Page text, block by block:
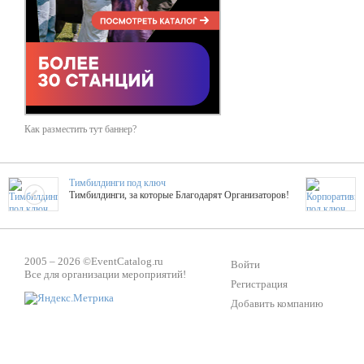
Как разместить тут баннер?
Тимбилдинги под ключ
Тимбилдинги, за которые Благодарят Организаторов!
ТОПовые мастер-классы на мероприятие! Гибкие цены!
ShowTex - Декор и Ди
2005 – 2026 ©EventCatalog.ru
Все для организации мероприятий!
Войти
Регистрация
Добавить компанию